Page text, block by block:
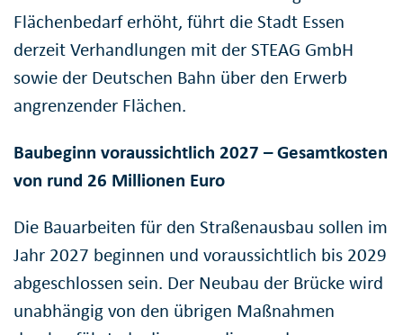
Flächenbedarf erhöht, führt die Stadt Essen
derzeit Verhandlungen mit der STEAG GmbH
sowie der Deutschen Bahn über den Erwerb
angrenzender Flächen.
Baubeginn voraussichtlich 2027 – Gesamtkosten
von rund 26 Millionen Euro
Die Bauarbeiten für den Straßenausbau sollen im
Jahr 2027 beginnen und voraussichtlich bis 2029
abgeschlossen sein. Der Neubau der Brücke wird
unabhängig von den übrigen Maßnahmen